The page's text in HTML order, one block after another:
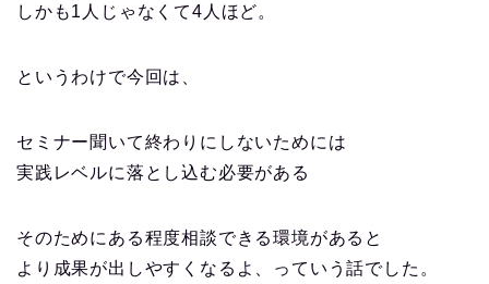
しかも1人じゃなくて4人ほど。
というわけで今回は、
セミナー聞いて終わりにしないためには
実践レベルに落とし込む必要がある
そのためにある程度相談できる環境があると
より成果が出しやすくなるよ、っていう話でした。